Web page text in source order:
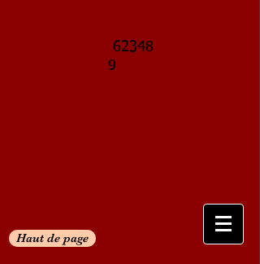
62348
9
Haut de page